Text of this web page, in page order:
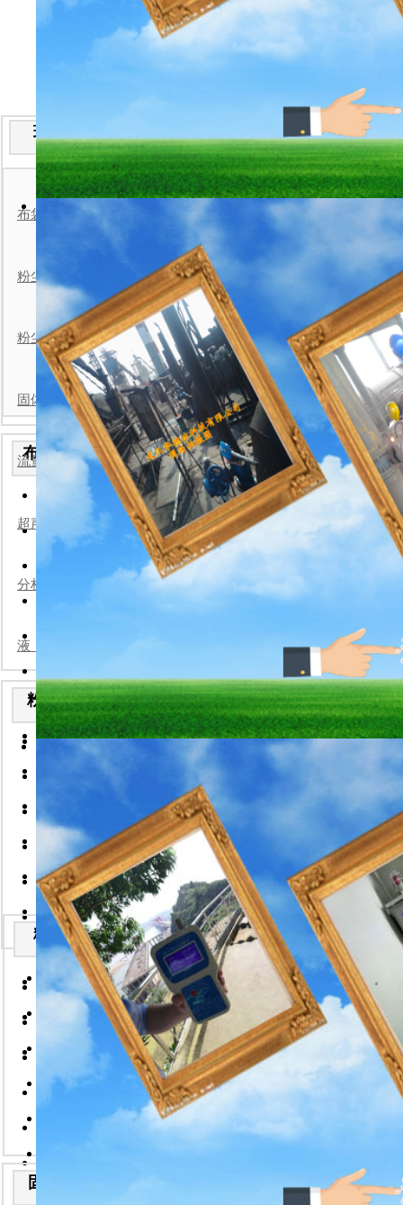
布袋检漏仪现场安装案例
粉尘检测仪现场安装案例
粉尘浓度仪现场安装案例
固体流量计现场安装案例
流量计现场安装案例
超声波流量计现场安装案例
分析仪表现场安装案例
液（物）位计现场安装案例
现场安装实例分类
便携式
手持粉
一体
分体式
华德林固体流量计在监
2026-7-22
:华德林
: 4886 作者:华德林
通过调节变频器
系统组成
布袋检漏仪安装实例
便携式粉尘浓度仪/武汉华
手持粉尘浓度仪/武汉华德
2026-7-22
一体式粉尘浓度检测仪-武
2026-7-22
防爆型粉尘检测仪/武汉华
2026-7-22
便携式粉尘检测仪技术说明
2026-7-22
手持式粉尘检测仪技术说明
2026-7-22
固体流量计技术说明-武汉
便携式粉尘浓度检测仪技术
2026-7-22
在线式粉尘检测仪技术说明
2026-7-22
固体流量计技术说明2026-7-
22
便携式激光可吸入粉尘连续
2026-7-22
粉尘浓度仪,常用的粉尘浓
2026-7-22
粉体流量计,化工企业中常
2026-7-22
外缚式超声波流量计说明书
2026-7-22
手持式超声波流量计说明书
2026-7-22
便携式超声波流量计说明书
粉尘浓度仪/武汉华德林科
粉尘检测仪安装实例
便携式粉尘浓度仪/武汉华
2026-7-22
手持粉尘浓度仪/武汉华德
一体式粉尘浓度检测仪-武
2026-7-22
防爆型粉尘检测仪/武汉华
2026-7-22
分体式粉尘浓度仪/武汉华
2026-7-22
防爆型粉尘检测仪的技术说
2026-7-22
便携式粉尘检测仪技术说明
2026-7-22
手持式粉尘检测仪技术说明
2026-7-22
固体流量计技术说明-武汉
便携式粉尘浓度检测仪技术
粉尘浓度仪安装实例
便携式粉尘浓度仪/武汉华
2026-7-22
手持粉尘浓度仪/武汉华德
2026-7-22
一体式粉尘浓度检测仪-武
防爆型粉尘检测仪/武汉华
2026-7-22
分体式粉尘浓度仪/武汉华
固体流量计安装实例